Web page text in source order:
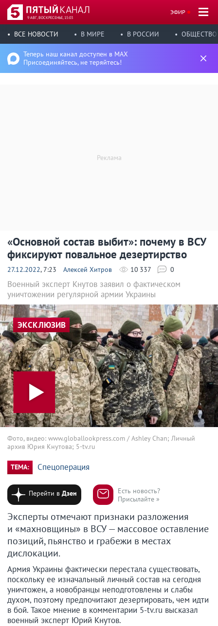
9 АВГ, ВОСКРЕСЕНЬЕ, 15:03
ЭФИР
ВСЕ НОВОСТИ В МИРЕ В РОССИИ ОБЩЕСТВО
Теперь наш канал доступен в MAX
Присоединяйтесь, не теряйтесь!
«Основной состав выбит»: почему в ВСУ
фиксируют повальное дезертирство
27.12.2022, 7:23 Алексей Хитров 10 337 0
Военный эксперт Кнутов заявил о фактическом
уничтожении регулярной армии Украины
ЭКСКЛЮЗИВ
Фото, видео: www.globallookpress.com / Ashley Chan; Личный
архив Юрия Кнутова; 5-tv.ru
ТЕМА: Спецоперация
Перейти вДзен
Есть новость?
Присылайте »
Эксперты отмечают признаки разложения
и «махновщины» в ВСУ — массовое оставление
позиций, пьянство и грабежи в местах
дислокации.
Армия Украины фактически перестала существовать,
поскольку ее изначальный личный состав на сегодня
уничтожен, а новобранцы неподготовлены и слабы
духом, поэтому предпочитают дезертировать, чем идти
в бой. Такое мнение в комментарии 5-tv.ru высказал
военный эксперт Юрий Кнутов.